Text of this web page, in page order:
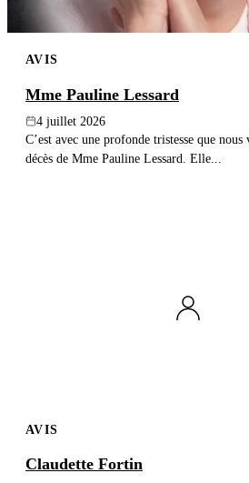
AVIS
Mme Pauline Lessard
4 juillet 2026
C’est avec une profonde tristesse que nous
décès de Mme Pauline Lessard. Elle...
AVIS
Claudette Fortin